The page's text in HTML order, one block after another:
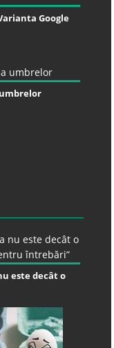
Google
este decât o